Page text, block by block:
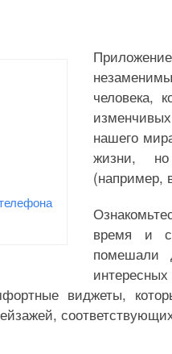
человека,
нашего
жизни,
(например,
время и
помешали
виджеты,